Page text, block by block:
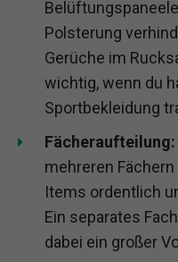
Polsterung
Gerüche im
wichtig, wenn du
Sportbekleidung
Fächeraufteilung:
mehreren
Items ordentlich
Ein separates
dabei ein großer